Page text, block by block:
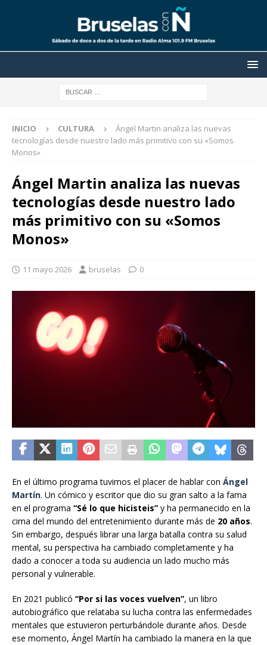
INICIO CULTURA
Ángel Martin analiza las nuevas
tecnologías desde nuestro lado más primitivo con su «Somos
Monos»
Ángel Martin analiza las nuevas
tecnologías desde nuestro lado
más primitivo con su «Somos
Monos»
11 mayo 2026 bruselas 0
En el último programa tuvimos el placer de hablar con Ángel
Martín. Un cómico y escritor que dio su gran salto a la fama
en el programa “Sé lo que hicisteis” y ha permanecido en la
cima del mundo del entretenimiento durante más de 20 años.
Sin embargo, después librar una larga batalla contra su salud
mental, su perspectiva ha cambiado completamente y ha
dado a conocer a toda su audiencia un lado mucho más
personal y vulnerable.
En 2021 publicó “Por si las voces vuelven”, un libro
autobiográfico que relataba su lucha contra las enfermedades
mentales que estuvieron perturbándole durante años. Desde
ese momento, Ángel Martín ha cambiado la manera en la que